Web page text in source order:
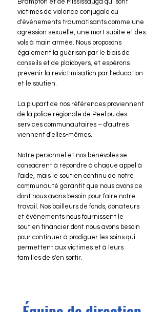
Brampton et de Mississauga qui sont
victimes de violence conjugale ou
d'événements traumatisants comme une
agression sexuelle, une mort subite et des
vols à main armée. Nous proposons
également la guérison par le biais de
conseils et de plaidoyers, et espérons
prévenir la revictimisation par l'éducation
et le soutien.
La plupart de nos références proviennent
de la police régionale de Peel ou des
services communautaires – d'autres
viennent d'elles-mêmes.
Notre personnel et nos bénévoles se
consacrent à répondre à chaque appel à
l'aide, mais le soutien continu de notre
communauté garantit que nous avons ce
dont nous avons besoin pour faire notre
travail. Nos bailleurs de fonds, donateurs
et événements nous fournissent le
soutien financier dont nous avons besoin
pour continuer à prodiguer les soins qui
permettent aux victimes et à leurs
familles de s'en sortir.